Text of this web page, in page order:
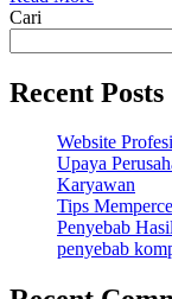
Cari
Recent Posts
Website
Upaya
Karyawan
Tips
Penyebab
penyebab